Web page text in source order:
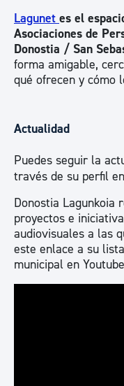
Lagunet es el
Asociaciones de
Donostia / San
forma amigable,
qué ofrecen y cómo
Actualidad
Puedes seguir la
través de su perfil
Donostia Lagunkoia
proyectos e
audiovisuales a las
este enlace a su
municipal en